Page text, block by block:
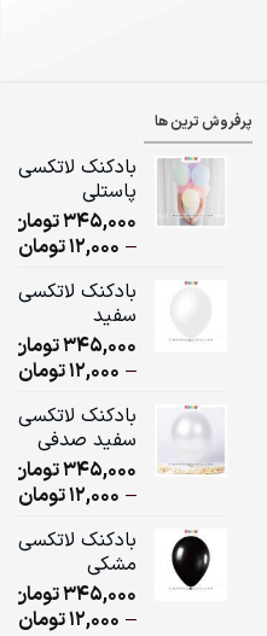
پرفروش ترین ها
بادکنک لاتکسی
پاستلی
345,000تومان
–
12,000تومان
بادکنک لاتکسی
سفید
345,000تومان
–
12,000تومان
بادکنک لاتکسی
سفید صدفی
345,000تومان
–
12,000تومان
بادکنک لاتکسی
مشکی
345,000تومان
–
12,000تومان